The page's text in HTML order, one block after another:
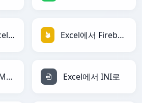
Excel에서 Excel로 Excel에서 Firebase로
Excel에서 HTML로 Excel에서 INI로